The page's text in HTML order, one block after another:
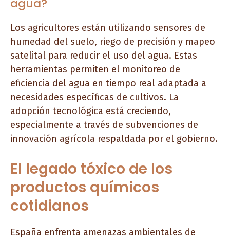
agua?
Los agricultores están utilizando sensores de
humedad del suelo, riego de precisión y mapeo
satelital para reducir el uso del agua. Estas
herramientas permiten el monitoreo de
eficiencia del agua en tiempo real adaptada a
necesidades específicas de cultivos. La
adopción tecnológica está creciendo,
especialmente a través de subvenciones de
innovación agrícola respaldada por el gobierno.
El legado tóxico de los
productos químicos
cotidianos
España enfrenta amenazas ambientales de